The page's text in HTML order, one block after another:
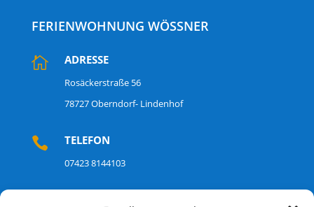
FERIENWOHNUNG WÖSSNER
 ADRESSE
Rosäckerstraße 56
78727 Oberndorf- Lindenhof
 TELEFON
07423 8144103